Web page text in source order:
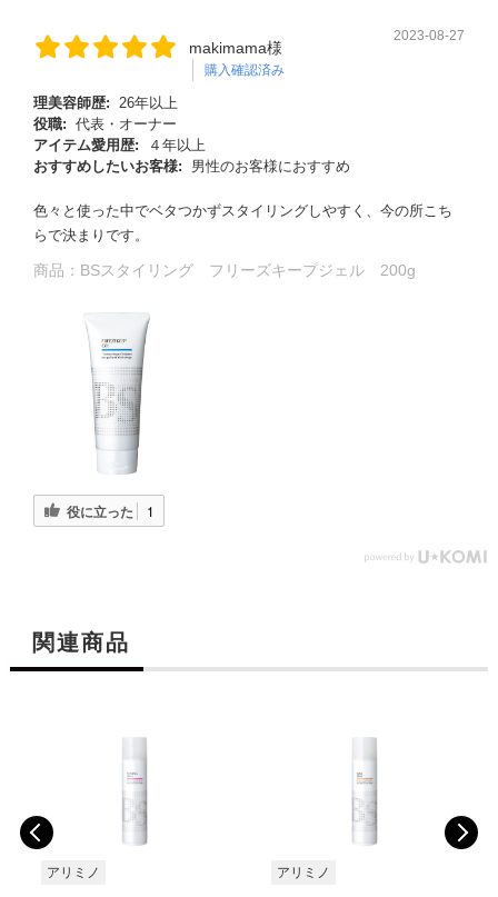
makimama様
購入確認済み
2023-08-27
理美容師歴:
26年以上
役職: 代表・オーナー
アイテム愛用歴:
４年以上
おすすめしたいお客様:
男性のお客様におすすめ
色々と使った中でベタつかずスタイリングしやすく、今の所こち
らで決まりです。
商品： BSスタイリング フリーズキープジェル 200g
役に立った 1
関連商品
アリミノ アリミノ